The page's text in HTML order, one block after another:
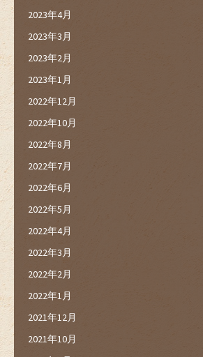
2023年4月
2023年3月
2023年2月
2023年1月
2022年12月
2022年10月
2022年8月
2022年7月
2022年6月
2022年5月
2022年4月
2022年3月
2022年2月
2022年1月
2021年12月
2021年10月